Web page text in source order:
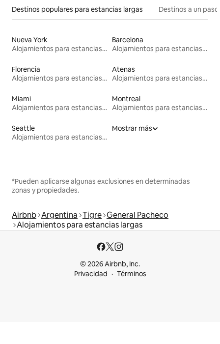
Destinos populares para estancias largas Destinos a un
Nueva York
Alojamientos para estancias largas
Barcelona
Alojamientos para estancias largas
Florencia
Alojamientos para estancias largas
Atenas
Alojamientos para estancias largas
Miami
Alojamientos para estancias largas
Montreal
Alojamientos para estancias largas
Seattle
Alojamientos para estancias largas
Mostrar más
*Pueden aplicarse algunas exclusiones en determinadas
zonas y propiedades.
Airbnb Argentina Tigre General Pacheco
Alojamientos para estancias largas
© 2026 Airbnb, Inc.
Privacidad
Términos